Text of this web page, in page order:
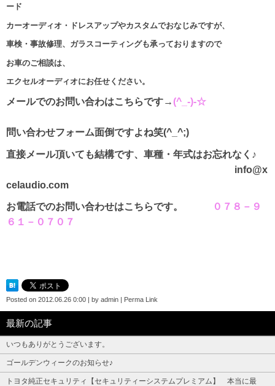
ード
カーオーディオ・ドレスアップやカスタムでおなじみですが、
車検・事故修理、ガラスコーティングも承っておりますので
お車のご相談は、
エクセルオーディオにお任せください。
メールでのお問い合わはこちらです→(^_-)-☆
問い合わせフォーム面倒ですよね笑(^_^;)
直接メール頂いても結構です、車種・年式はお忘れなく♪
info@x
celaudio.com
お電話でのお問い合わせはこちらです。
０７８－９
６１－０７０７
Posted on 2012.06.26 0:00 | by admin | Perma Link
最新の記事
いつもありがとうございます。
ゴールデンウィークのお知らせ♪
トヨタ純正セキュリティ【セキュリティーシステムプレミアム】 本当に最